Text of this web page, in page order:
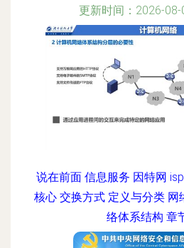
更新时间：2026-08-
说在前面 信息服务 因特网
核心 交换方式 定义与分类 网
络体系结构 章
更新时间：2026-08-